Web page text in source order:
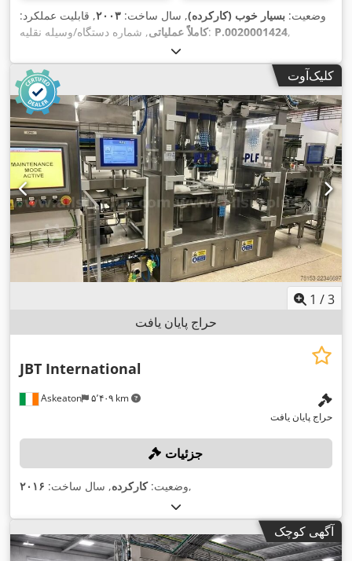
وضعیت: بسیار خوب (کارکرده), سال ساخت: ۲۰۰۳, قابلیت عملکرد:
کاملاً عملیاتی, شماره دستگاه/وسیله نقلیه: P.0020001424,
کلیک‌آوت
1 /3
حراج پایان یافت
Askeaton ۵٬۴۰۹ km
JBT International
حراج پایان یافت
جزئیات
وضعیت:کارکرده, سال ساخت: ۲۰۱۶ ,
آگهی کوچک